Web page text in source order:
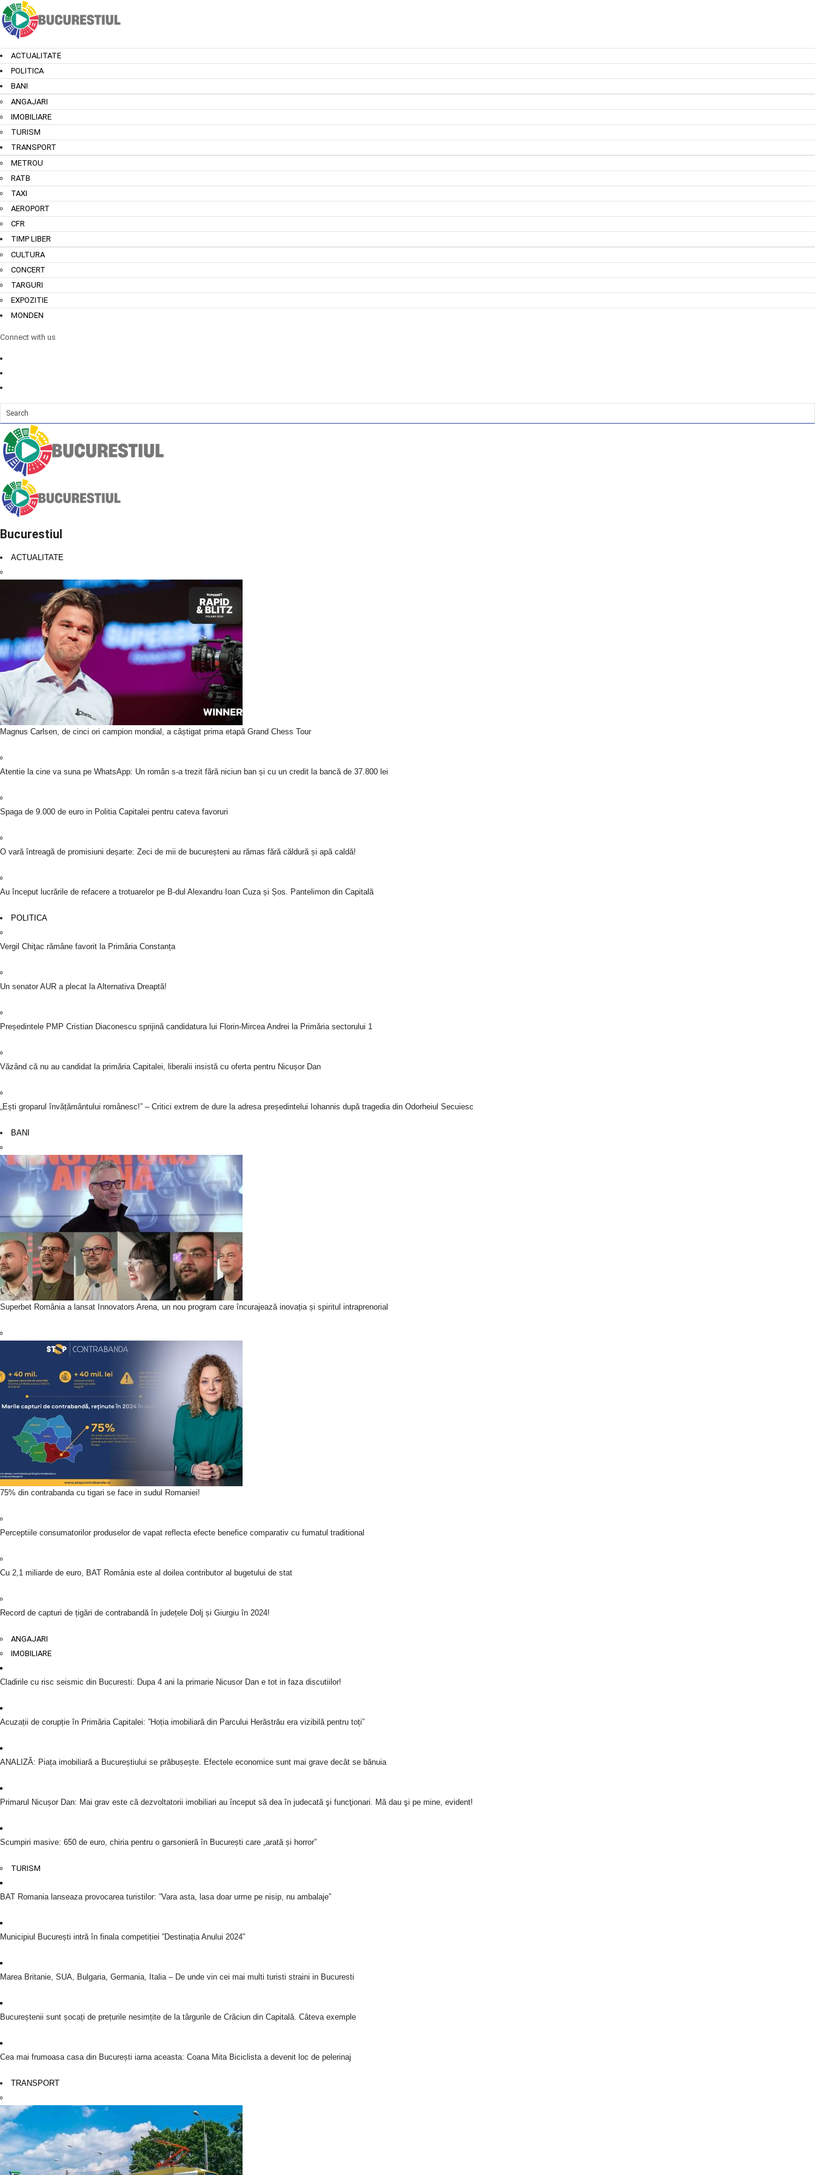
ACTUALITATE
POLITICA
BANI
ANGAJARI
IMOBILIARE
TURISM
TRANSPORT
METROU
RATB
TAXI
AEROPORT
CFR
TIMP LIBER
CULTURA
CONCERT
TARGURI
EXPOZITIE
MONDEN
Connect with us
Bucurestiul
ACTUALITATE
Magnus Carlsen, de cinci ori campion mondial, a câștigat prima etapă Grand Chess Tour
Atentie la cine va suna pe WhatsApp: Un român s-a trezit fără niciun ban și cu un credit la bancă de 37.800 lei
Spaga de 9.000 de euro in Politia Capitalei pentru cateva favoruri
O vară întreagă de promisiuni deșarte: Zeci de mii de bucureșteni au rămas fără căldură și apă caldă!
Au început lucrările de refacere a trotuarelor pe B-dul Alexandru Ioan Cuza și Șos. Pantelimon din Capitală
POLITICA
Vergil Chiţac rămâne favorit la Primăria Constanța
Un senator AUR a plecat la Alternativa Dreaptă!
Președintele PMP Cristian Diaconescu sprijină candidatura lui Florin-Mircea Andrei la Primăria sectorului 1
Văzând că nu au candidat la primăria Capitalei, liberalii insistă cu oferta pentru Nicușor Dan
„Ești groparul învățământului românesc!” – Critici extrem de dure la adresa președintelui Iohannis după tragedia din Odorheiul Secuiesc
BANI
Superbet România a lansat Innovators Arena, un nou program care încurajează inovația și spiritul intraprenorial
75% din contrabanda cu tigari se face in sudul Romaniei!
Perceptiile consumatorilor produselor de vapat reflecta efecte benefice comparativ cu fumatul traditional
Cu 2,1 miliarde de euro, BAT România este al doilea contributor al bugetului de stat
Record de capturi de țigări de contrabandă în județele Dolj și Giurgiu în 2024!
ANGAJARI
IMOBILIARE
Cladirile cu risc seismic din Bucuresti: Dupa 4 ani la primarie Nicusor Dan e tot in faza discutiilor!
Acuzații de corupție în Primăria Capitalei: ”Hoția imobiliară din Parcului Herăstrău era vizibilă pentru toți”
ANALIZĂ: Piața imobiliară a Bucureștiului se prăbușește. Efectele economice sunt mai grave decât se bănuia
Primarul Nicușor Dan: Mai grav este că dezvoltatorii imobiliari au început să dea în judecată şi funcţionari. Mă dau şi pe mine, evident!
Scumpiri masive: 650 de euro, chiria pentru o garsonieră în București care „arată și horror”
TURISM
BAT Romania lanseaza provocarea turistilor: ”Vara asta, lasa doar urme pe nisip, nu ambalaje”
Municipiul București intră în finala competiției ”Destinația Anului 2024”
Marea Britanie, SUA, Bulgaria, Germania, Italia – De unde vin cei mai multi turisti straini in Bucuresti
Bucureștenii sunt șocați de prețurile nesimțite de la târgurile de Crăciun din Capitală. Câteva exemple
Cea mai frumoasa casa din București iarna aceasta: Coana Mita Biciclista a devenit loc de pelerinaj
TRANSPORT